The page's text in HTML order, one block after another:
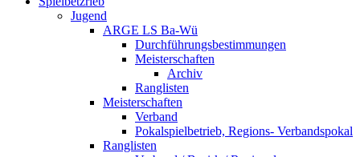
Jugend
ARGE LS Ba-Wü
Durchführungsbestimmungen
Meisterschaften
Archiv
Ranglisten
Meisterschaften
Verband
Pokalspielbetrieb, Regions- Verbandspokal
Ranglisten